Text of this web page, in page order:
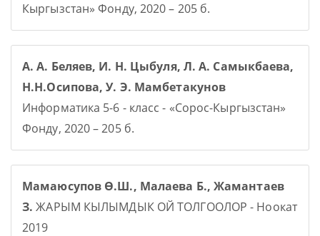
Кыргызстан» Фонду, 2020 – 205 б.
А. А. Беляев, И. Н. Цыбуля, Л. А. Самыкбаева,
Н.Н.Осипова, У. Э. Мамбетакунов
Информатика 5-6 - класс - «Сорос-Кыргызстан»
Фонду, 2020 – 205 б.
Мамаюсупов Ө.Ш., Малаева Б., Жамантаев
З. ЖАРЫМ КЫЛЫМДЫК ОЙ ТОЛГООЛОР - Ноокат
2019